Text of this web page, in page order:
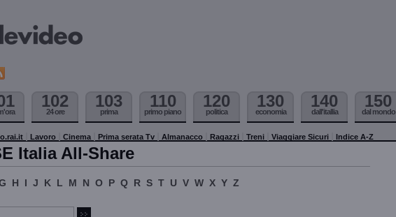
102
24 ore
103
prima
110
primo piano
120
politica
130
economia
140
dall'itallia
150
dal mondo
Lavoro Cinema Prima serata Tv Almanacco Ragazzi Treni Viaggiare Sicuri Indice A-Z
Italia All-Share
H I J K L M N O P Q R S T U V W X Y Z